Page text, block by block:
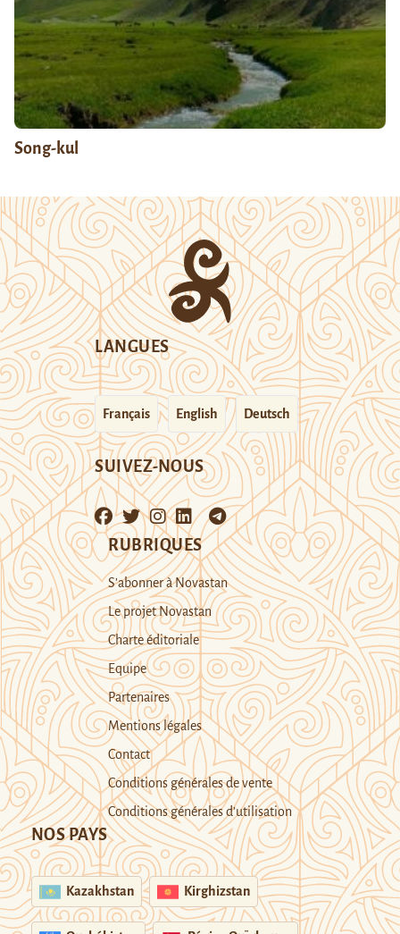
Song-kul
LANGUES
Français English Deutsch
SUIVEZ-NOUS
RUBRIQUES
S’abonner à Novastan
Le projet Novastan
Charte éditoriale
Equipe
Partenaires
Mentions légales
Contact
Conditions générales de vente
Conditions générales d’utilisation
NOS PAYS
Kazakhstan Kirghizstan